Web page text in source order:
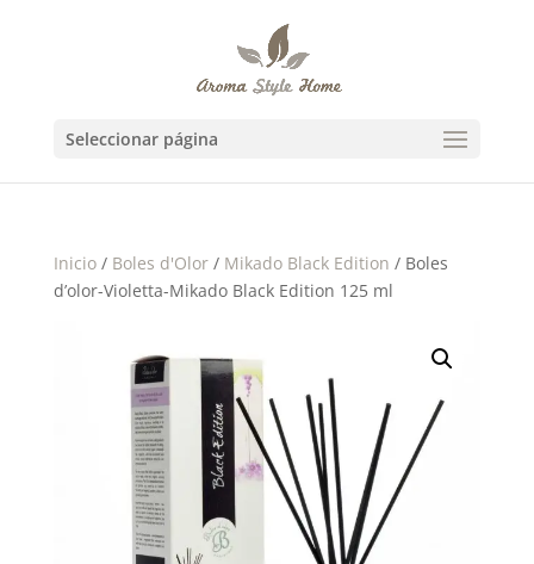
Seleccionar página
Inicio/ Boles d'Olor/ Mikado Black Edition / Boles
d’olor-Violetta-Mikado Black Edition 125 ml